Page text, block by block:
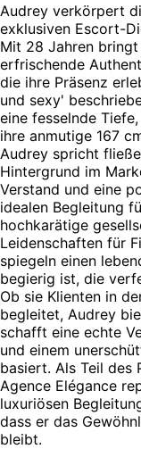
Audrey verkörpert
exklusiven Escort-
Mit 28 Jahren
erfrischende
die ihre Präsenz
und sexy'
eine fesselnde
ihre anmutige 167
Audrey spricht
Hintergrund im
Verstand und eine
idealen Begleitung
hochkarätige
Leidenschaften für
spiegeln einen
begierig ist, die
Ob sie Klienten in
begleitet, Audrey
schafft eine echte
und einem
basiert. Als Teil des
Agence Elégance
luxuriösen
dass er das
bleibt.